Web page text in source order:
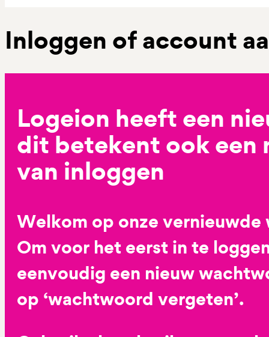
Inloggen of account
Logeion heeft een
dit betekent ook een
van inloggen
Welkom op onze vernieuwde
Om voor het eerst in te
eenvoudig een nieuw
op ‘wachtwoord vergeten’.